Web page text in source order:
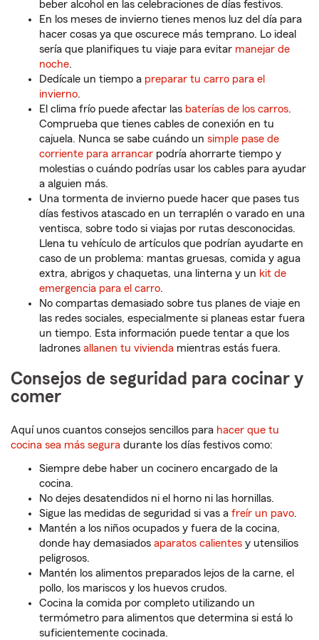
beber alcohol en las celebraciones de días festivos.
En los meses de invierno tienes menos luz del día para
hacer cosas ya que oscurece más temprano. Lo ideal
sería que planifiques tu viaje para evitar manejar de
noche.
Dedícale un tiempo a preparar tu carro para el
invierno.
El clima frío puede afectar las baterías de los carros.
Comprueba que tienes cables de conexión en tu
cajuela. Nunca se sabe cuándo un simple pase de
corriente para arrancar podría ahorrarte tiempo y
molestias o cuándo podrías usar los cables para ayudar
a alguien más.
Una tormenta de invierno puede hacer que pases tus
días festivos atascado en un terraplén o varado en una
ventisca, sobre todo si viajas por rutas desconocidas.
Llena tu vehículo de artículos que podrían ayudarte en
caso de un problema: mantas gruesas, comida y agua
extra, abrigos y chaquetas, una linterna y un kit de
emergencia para el carro.
No compartas demasiado sobre tus planes de viaje en
las redes sociales, especialmente si planeas estar fuera
un tiempo. Esta información puede tentar a que los
ladrones allanen tu vivienda mientras estás fuera.
Consejos de seguridad para cocinar y
comer
Aquí unos cuantos consejos sencillos para hacer que tu
cocina sea más segura durante los días festivos como:
Siempre debe haber un cocinero encargado de la
cocina.
No dejes desatendidos ni el horno ni las hornillas.
Sigue las medidas de seguridad si vas a freír un pavo.
Mantén a los niños ocupados y fuera de la cocina,
donde hay demasiados aparatos calientes y utensilios
peligrosos.
Mantén los alimentos preparados lejos de la carne, el
pollo, los mariscos y los huevos crudos.
Cocina la comida por completo utilizando un
termómetro para alimentos que determina si está lo
suficientemente cocinada.